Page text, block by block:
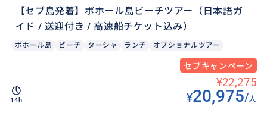
【セブ島発着】ボホール島ビーチツアー（日本語ガ
イド / 送迎付き / 高速船チケット込み）
ボホール島 ビーチ ターシャ ランチ オプショナルツアー
セブキャンペーン
14h
¥22,275
¥20,975/人